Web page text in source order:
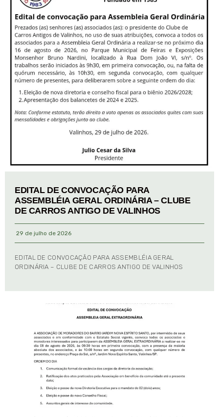
EDITAL DE CONVOCAÇÃO PARA
ASSEMBLÉIA GERAL ORDINÁRIA – CLUBE
DE CARROS ANTIGO DE VALINHOS
29 de julho de 2026
EDITAL DE CONVOCAÇÃO PARA ASSEMBLÉIA GERAL
ORDINÁRIA – CLUBE DE CARROS ANTIGO DE VALINHOS